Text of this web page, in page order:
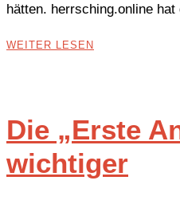
hätten. herrsching.online
WEITER LESEN
Die „Erste
wichtiger